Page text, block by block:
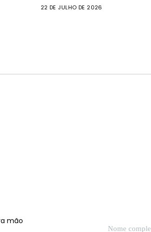
22 DE JULHO DE 2026
mão